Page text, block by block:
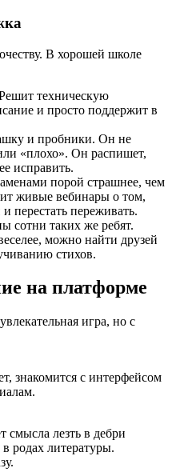
В хорошей школе
техническую
и просто поддержит в
и пробники. Он не
«плохо». Он распишет,
исправить.
порой страшнее, чем
живые вебинары о том,
перестать переживать.
сотни таких же ребят.
можно найти друзей
стихов.
на платформе
игра, но с
знакомится с интерфейсом
смысла лезть в дебри
родах литературы.